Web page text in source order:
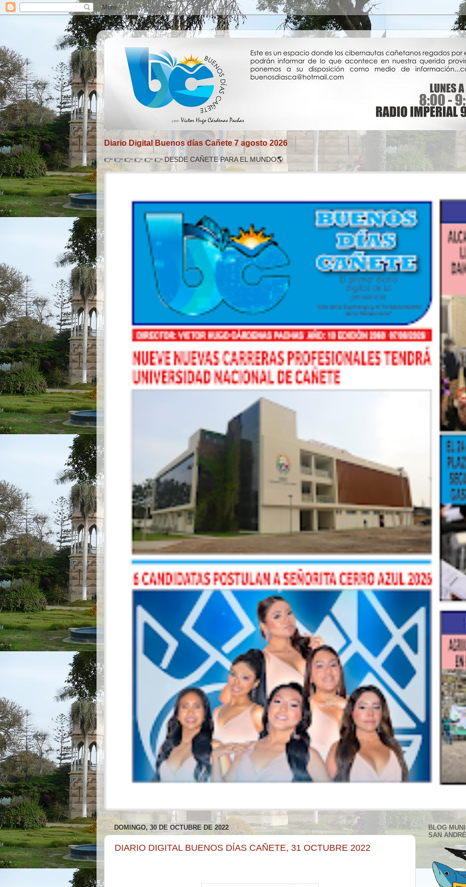
Diario Digital Buenos días Cañete 7 agosto 2026
👉 👉 👉 👉 👉 👉 DESDE CAÑETE PARA EL MUNDO🌎
DOMINGO, 30 DE OCTUBRE DE 2022
DIARIO DIGITAL BUENOS DÍAS CAÑETE, 31 OCTUBRE 2022
BLOG
SAN